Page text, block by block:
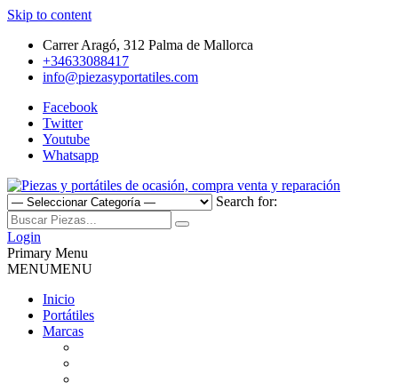
Skip to content
Carrer Aragó, 312 Palma de Mallorca
+34633088417
info@piezasyportatiles.com
Facebook
Twitter
Youtube
Whatsapp
Piezas y portátiles de ocasión,
compra venta y reparación
Todo lo que necesitas para reparar tu portatil, Pantallas, Teclas,
Teclados, Baterías, Carcasas, Placas, Gráficas, Procesadores,
Ventiladores
Search for:
Login
Primary Menu
MENUMENU
Inicio
Portátiles
Marcas